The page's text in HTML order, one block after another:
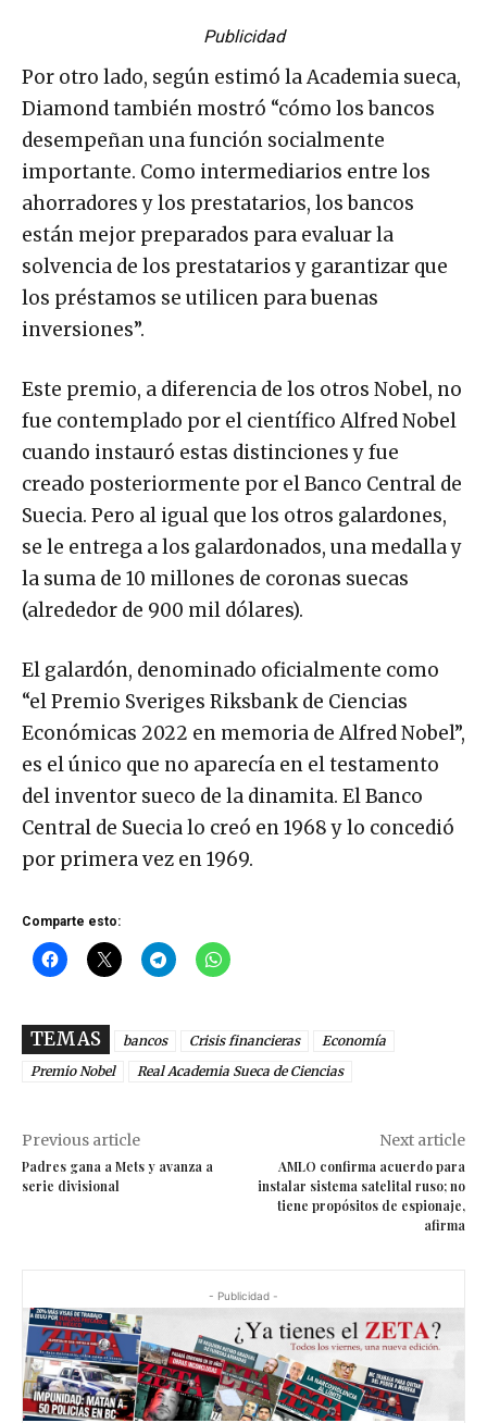
Publicidad
Por otro lado, según estimó la Academia sueca,
Diamond también mostró “cómo los bancos
desempeñan una función socialmente
importante. Como intermediarios entre los
ahorradores y los prestatarios, los bancos
están mejor preparados para evaluar la
solvencia de los prestatarios y garantizar que
los préstamos se utilicen para buenas
inversiones”.
Este premio, a diferencia de los otros Nobel, no
fue contemplado por el científico Alfred Nobel
cuando instauró estas distinciones y fue
creado posteriormente por el Banco Central de
Suecia. Pero al igual que los otros galardones,
se le entrega a los galardonados, una medalla y
la suma de 10 millones de coronas suecas
(alrededor de 900 mil dólares).
El galardón, denominado oficialmente como
“el Premio Sveriges Riksbank de Ciencias
Económicas 2022 en memoria de Alfred Nobel”,
es el único que no aparecía en el testamento
del inventor sueco de la dinamita. El Banco
Central de Suecia lo creó en 1968 y lo concedió
por primera vez en 1969.
Comparte esto:
TEMAS bancos Crisis financieras
Economía
Premio Nobel
Real Academia Sueca de Ciencias
Previous article
Padres gana a Mets y avanza a
serie divisional
Next article
AMLO confirma acuerdo para
instalar sistema satelital ruso; no
tiene propósitos de espionaje,
afirma
- Publicidad -